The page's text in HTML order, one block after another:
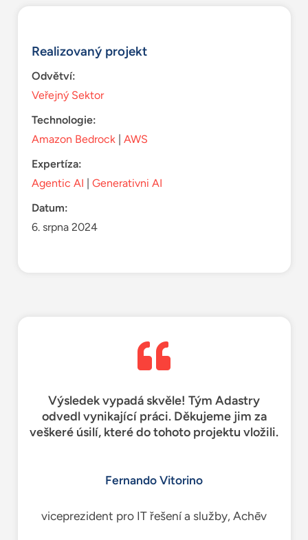
Realizovaný projekt
Odvětví:
Veřejný Sektor
Technologie:
Amazon Bedrock | AWS
Expertíza:
Agentic AI | Generativni AI
Datum:
6. srpna 2024
Výsledek vypadá skvěle! Tým Adastry
odvedl vynikající práci. Děkujeme jim za
veškeré úsilí, které do tohoto projektu vložili.
Fernando Vitorino
viceprezident pro IT řešení a služby, Achēv